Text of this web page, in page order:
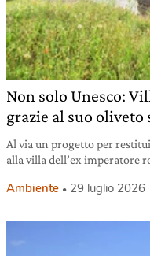
Non solo Unesco:
grazie al suo oliveto
Al via un progetto per
alla villa dell’ex imperatore
Ambiente 29 luglio 2026